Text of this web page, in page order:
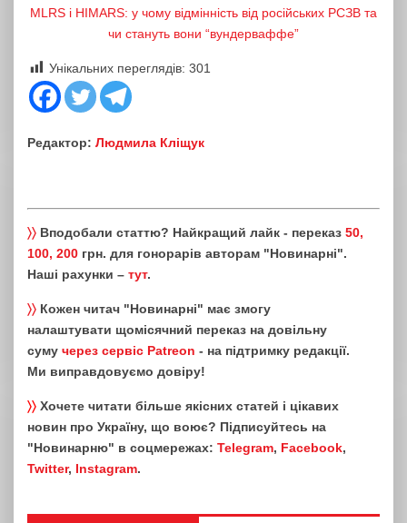
MLRS і HIMARS: у чому відмінність від російських РСЗВ та
чи стануть вони “вундерваффе”
Унікальних переглядів: 301
Редактор: Людмила Кліщук
〉〉 Вподобали статтю? Найкращий лайк - переказ 50,
100, 200 грн. для гонорарів авторам "Новинарні".
Наші рахунки – тут.
〉〉 Кожен читач "Новинарні" має змогу
налаштувати щомісячний переказ на довільну
суму через сервіс Patreon - на підтримку редакції.
Ми виправдовуємо довіру!
〉〉 Хочете читати більше якісних статей і цікавих
новин про Україну, що воює? Підписуйтесь на
"Новинарню" в соцмережах: Telegram, Facebook,
Twitter, Instagram.